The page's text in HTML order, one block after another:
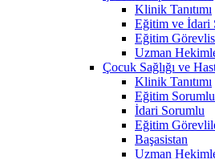
Klinik Tanıtımı
Eğitim ve İdari
Eğitim
Uzman
Çocuk Sağlığı ve
Klinik Tanıtımı
Eğitim
İdari Sorumlu
Eğitim
Başasistan
Uzman